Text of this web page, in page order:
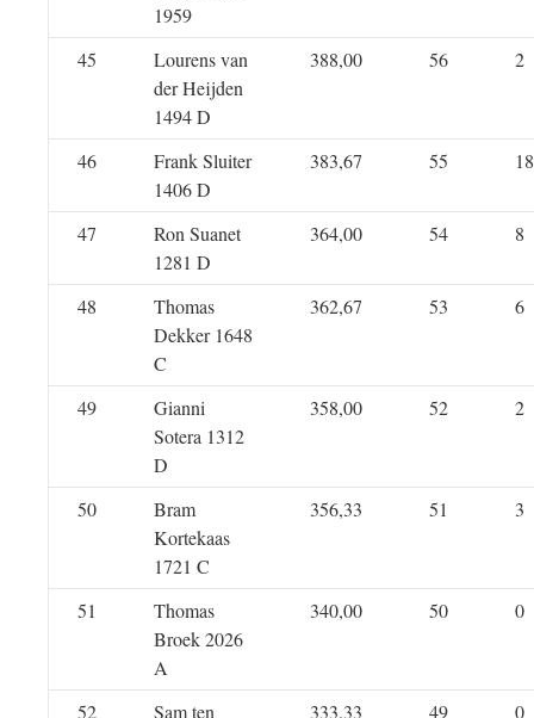
1959
45
Lourens van
der Heijden
1494 D
388,00 56 2
46
Frank Sluiter
1406 D
383,67 55 18
47
Ron Suanet
1281 D
364,00 54 8
48
Thomas
Dekker 1648
C
362,67 53 6
49
Gianni
Sotera 1312
D
358,00 52 2
50
Bram
Kortekaas
1721 C
356,33 51 3
51
Thomas
Broek 2026
A
340,00 50 0
52
Sam ten
333,33 49 0